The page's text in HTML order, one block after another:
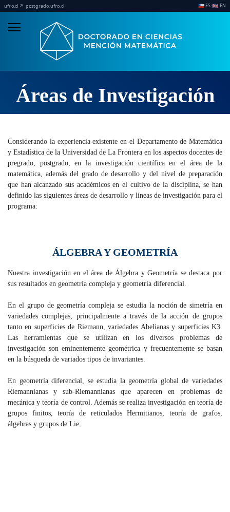
ufro.cl ↗ ·postgrado.ufro.cl 🇨🇱 ES·🇬🇧 EN
Áreas de Investigación
Considerando la experiencia existente en el Departamento de Matemática
y Estadística de la Universidad de La Frontera en los aspectos docentes de
pregrado, postgrado, en la investigación científica en el área de la
matemática, además del grado de desarrollo y del nivel de preparación
que han alcanzado sus académicos en el cultivo de la disciplina, se han
definido las siguientes áreas de desarrollo y líneas de investigación para el
programa:
ÁLGEBRA Y GEOMETRÍA
Nuestra investigación en el área de Álgebra y Geometría se destaca por
sus resultados en geometría compleja y geometría diferencial.
En el grupo de geometría compleja se estudia la noción de simetría en
variedades complejas, principalmente a través de la acción de grupos
tanto en superficies de Riemann, variedades Abelianas y superficies K3.
Las herramientas que se utilizan en los diversos problemas de
investigación son eminentemente geométrica y frecuentemente se basan
en la búsqueda de variados tipos de invariantes.
En geometría diferencial, se estudia la geometría global de variedades
Riemannianas y sub-Riemannianas que aparecen en problemas de
mecánica y teoría de control. Además se realiza investigación en teoría de
grupos finitos, teoría de reticulados Hermitianos, teoría de grafos,
álgebras y grupos de Lie.